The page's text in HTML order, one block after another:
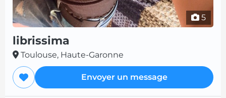
5
librissima
Toulouse, Haute-Garonne
Envoyer un message